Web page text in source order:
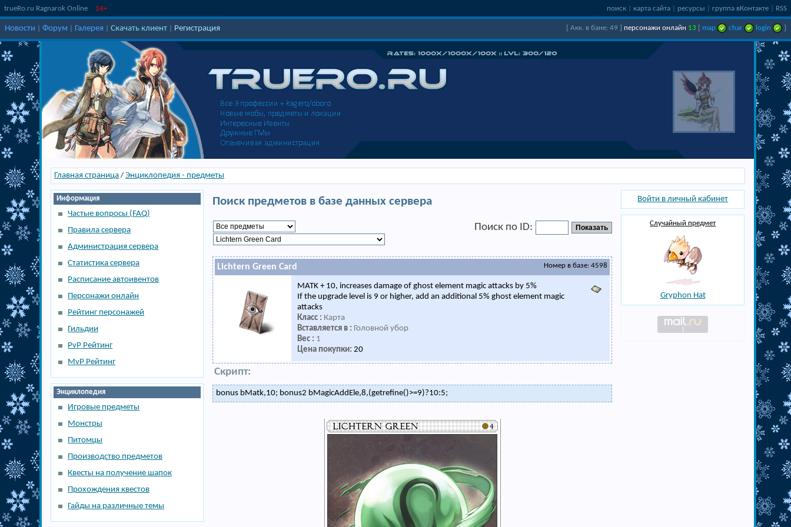
trueRo.ru Ragnarok Online 14+ поиск карта сайта ресурсы группа вКонтакте RSS
[ Акк. в бане: 49 ] персонажи онлайн 13 map char login
Новости Форум Галерея Скачать клиент Регистрация
Главная страница /Энциклопедия - предметы
Информация
Частые вопросы (FAQ)
Правила сервера
Администрация сервера
Статистика сервера
Расписание автоивентов
Персонажи онлайн
Рейтинг персонажей
Гильдии
PvP Рейтинг
MvP Рейтинг
Энциклопедия
Игровые предметы
Монстры
Питомцы
Производство предметов
Квесты на получение шапок
Прохождения квестов
Гайды на различные темы
Поиск предметов в базе данных сервера
Поиск по ID:
Номер в базе: 4598
Liсhtern Green Card
MATK + 10, increases damage of ghost element magic attacks by 5%
If the upgrade level is 9 or higher, add an additional 5% ghost element magic
attacks
Класс : Карта
Вставляется в : Головной убор
Вес : 1
Цена покупки: 20
Скрипт:
bonus bMatk,10; bonus2 bMagicAddEle,8,(getrefine()>=9)?10:5;
Войти в личный кабинет
Случайный предмет
Gryphon Hat